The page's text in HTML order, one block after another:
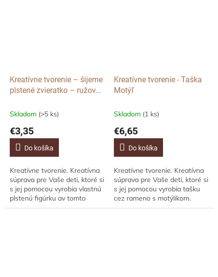
Kreatívne tvorenie – šijeme
plstené zvieratko – ružový
Skladom (>5 ks)
€3,35
Do košíka
Kreatívne tvorenie. Kreatívna
súprava pre Vaše deti, ktoré si
s jej pomocou vyrobia vlastnú
plstenú figúrku av tomto
prípade ide o roztomilého
Kreatívne tvorenie - Taška
Motýľ
Skladom (1 ks)
€6,65
Do košíka
Kreatívne tvorenie. Kreatívna
súprava pre Vaše deti, ktoré si
s jej pomocou vyrobia tašku
cez rameno s motýlikom.
Môžete využiť aj ako zábavu